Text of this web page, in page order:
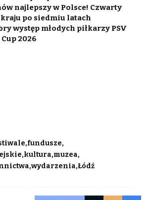
najlepszy w Polsce! Czwarty
po siedmiu latach
występ młodych piłkarzy PSV
2026
fundusze
kultura muzea
wydarzenia Łódź